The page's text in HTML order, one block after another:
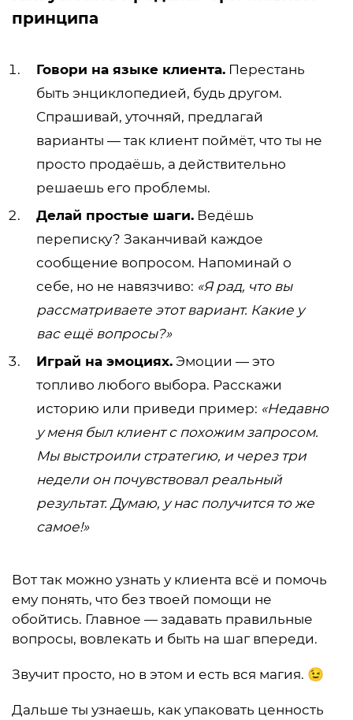
принципа
Говори на языке клиента. Перестань
быть энциклопедией, будь другом.
Спрашивай, уточняй, предлагай
варианты — так клиент поймёт, что ты не
просто продаёшь, а действительно
решаешь его проблемы.
Делай простые шаги. Ведёшь
переписку? Заканчивай каждое
сообщение вопросом. Напоминай о
себе, но не навязчиво: «Я рад, что вы
рассматриваете этот вариант. Какие у
вас ещё вопросы?»
Играй на эмоциях. Эмоции — это
топливо любого выбора. Расскажи
историю или приведи пример: «Недавно
у меня был клиент с похожим запросом.
Мы выстроили стратегию, и через три
недели он почувствовал реальный
результат. Думаю, у нас получится то же
самое!»
Вот так можно узнать у клиента всё и помочь
ему понять, что без твоей помощи не
обойтись. Главное — задавать правильные
вопросы, вовлекать и быть на шаг впереди.
Звучит просто, но в этом и есть вся магия. 😉
Дальше ты узнаешь, как упаковать ценность